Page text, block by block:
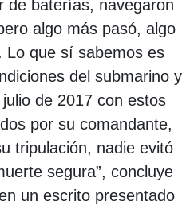
de baterías, navegaron
algo más pasó, algo
Lo que sí sabemos es
del submarino y
de 2017 con estos
por su comandante,
tripulación, nadie evitó
segura”, concluye
un escrito presentado